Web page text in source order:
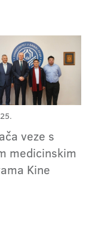
veze s
medicinskim
Kine